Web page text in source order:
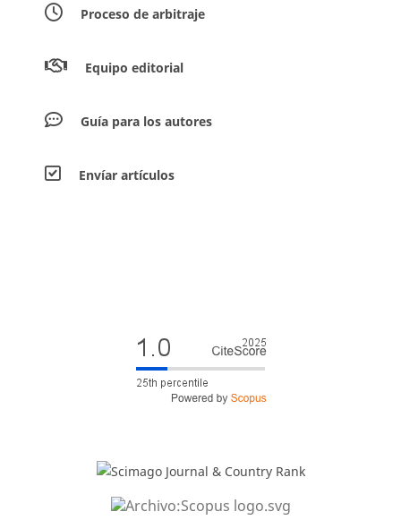
Proceso de arbitraje
Equipo editorial
Guía para los autores
Envíar artículos